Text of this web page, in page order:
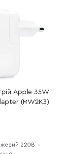
Apple 35W
(MW2K3)
220В